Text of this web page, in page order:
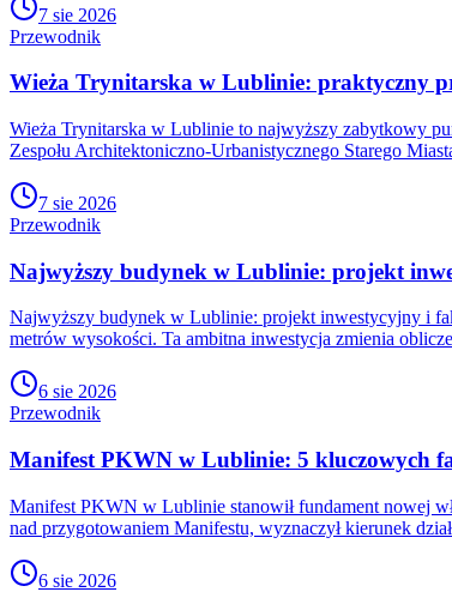
7 sie 2026
Przewodnik
Wieża Trynitarska w Lublinie: praktyczny
Wieża Trynitarska w Lublinie to najwyższy zabytkowy
Zespołu Architektoniczno-Urbanistycznego Starego
7 sie 2026
Przewodnik
Najwyższy budynek w Lublinie: projekt
Najwyższy budynek w Lublinie: projekt inwestycyjny i
metrów wysokości. Ta ambitna inwestycja zmienia
6 sie 2026
Przewodnik
Manifest PKWN w Lublinie: 5 kluczowych
Manifest PKWN w Lublinie stanowił fundament nowej
nad przygotowaniem Manifestu, wyznaczył kierunek
6 sie 2026